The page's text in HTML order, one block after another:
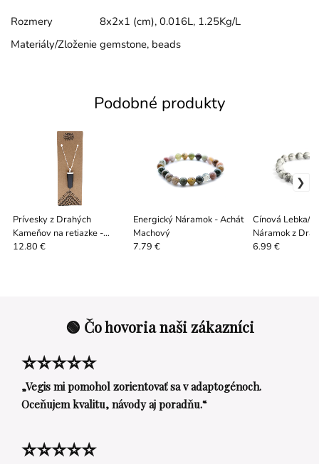
Rozmery 8x2x1 (cm), 0.016L, 1.25Kg/L
Materiály/Zloženie gemstone, beads
Podobné produkty
Prívesky z Drahých
Kameňov na retiazke -
Čierny Achát - viac druhov
12.80 €
Energický Náramok - Achát
Machový
7.79 €
Cínová Lebka/
Náramok z
Kameňov
6.99 €
🟢 Čo hovoria naši zákazníci
⭐⭐⭐⭐⭐
„Vegis mi pomohol zorientovať sa v adaptogénoch.
Oceňujem kvalitu, návody aj poradňu.“
⭐⭐⭐⭐⭐